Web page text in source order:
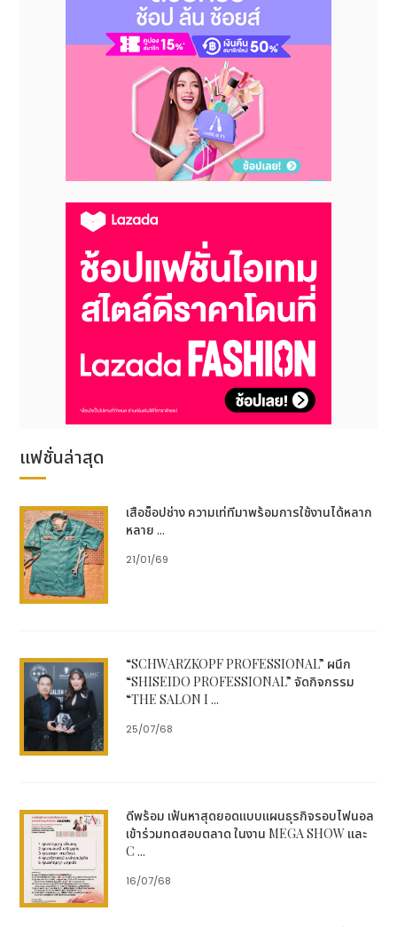
แฟชั่นล่าสุด
เสื้อช็อปช่าง ความเท่ที่มาพร้อมการใช้งานได้หลาก
หลาย ...
21/01/69
“SCHWARZKOPF PROFESSIONAL” ผนึก
“SHISEIDO PROFESSIONAL” จัดกิจกรรม
“THE SALON I ...
25/07/68
ดีพร้อม เฟ้นหาสุดยอดแบบแผนธุรกิจรอบไฟนอล
เข้าร่วมทดสอบตลาด ในงาน MEGA SHOW และ
C ...
16/07/68